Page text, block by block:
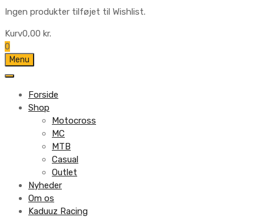
Ingen produkter tilføjet til Wishlist.
Kurv0,00 kr.
0
Menu
Forside
Shop
Motocross
MC
MTB
Casual
Outlet
Nyheder
Om os
Kaduuz Racing